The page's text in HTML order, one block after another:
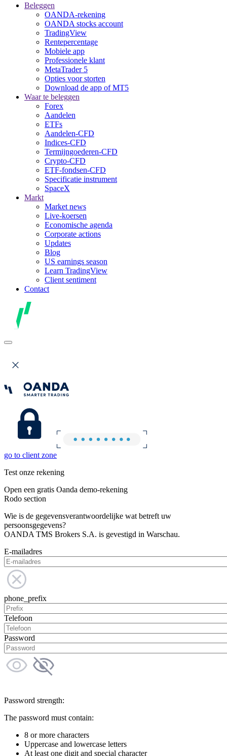
Beleggen
OANDA-rekening
OANDA stocks account
TradingView
Rentepercentage
Mobiele app
Professionele klant
MetaTrader 5
Opties voor storten
Download de app of MT5
Waar te beleggen
Forex
Aandelen
ETFs
Aandelen-CFD
Indices-CFD
Termijngoederen-CFD
Crypto-CFD
ETF-fondsen-CFD
Specificatie instrument
SpaceX
Markt
Market news
Live-koersen
Economische agenda
Corporate actions
Updates
Blog
US earnings season
Learn TradingView
Client sentiment
Contact
go to client zone
Test onze rekening
Open een gratis Oanda demo-rekening
Rodo section
Wie is de gegevensverantwoordelijke wat betreft uw
persoonsgegevens?
OANDA TMS Brokers S.A. is gevestigd in Warschau.
E-mailadres
phone_prefix
Telefoon
Password
Password strength:
The password must contain:
8 or more characters
Uppercase and lowercase letters
At least one digit and special character